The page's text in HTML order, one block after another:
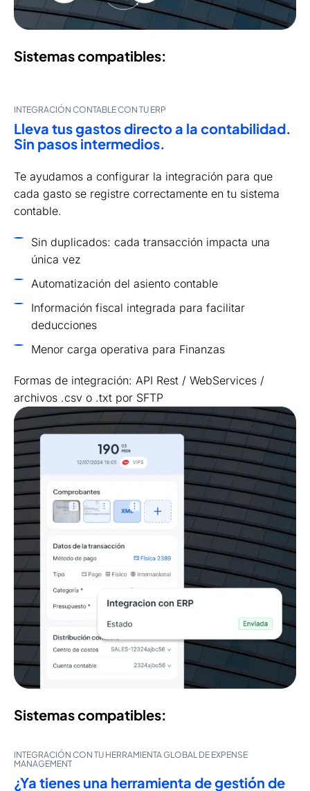
Sistemas compatibles:
INTEGRACIÓN CONTABLE CON TU ERP
Lleva tus gastos directo a la contabilidad.
Sin pasos intermedios.
Te ayudamos a configurar la integración para que
cada gasto se registre correctamente en tu sistema
contable.
Sin duplicados: cada transacción impacta una
única vez
Automatización del asiento contable
Información fiscal integrada para facilitar
deducciones
Menor carga operativa para Finanzas
Formas de integración: API Rest / WebServices /
archivos .csv o .txt por SFTP
Sistemas compatibles:
INTEGRACIÓN CON TU HERRAMIENTA GLOBAL DE EXPENSE
MANAGEMENT
¿Ya tienes una herramienta de gestión de